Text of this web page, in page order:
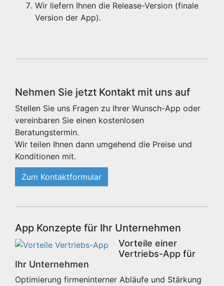
Wir liefern Ihnen die Release-Version (finale
Version der App).
Nehmen Sie jetzt Kontakt mit uns auf
Stellen Sie uns Fragen zu Ihrer Wunsch-App oder
vereinbaren Sie einen kostenlosen
Beratungstermin.
Wir teilen Ihnen dann umgehend die Preise und
Konditionen mit.
Zum Kontaktformular
App Konzepte für Ihr Unternehmen
Vorteile einer
Vertriebs-App für
Ihr Unternehmen
Optimierung firmeninterner Abläufe und Stärkung